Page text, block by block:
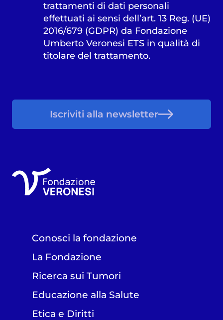
trattamenti di dati personali
effettuati ai sensi dell’art. 13 Reg. (UE)
2016/679 (GDPR) da Fondazione
Umberto Veronesi ETS in qualità di
titolare del trattamento.
Iscriviti alla newsletter
Conosci la fondazione
La Fondazione
Ricerca sui Tumori
Educazione alla Salute
Etica e Diritti